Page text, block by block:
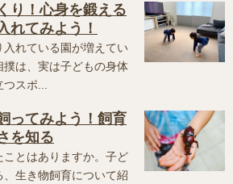
り！心身を鍛える
れてみよう！
れている園が増えてい
撲は、実は子どもの身体
スポ...
ってみよう！飼育
を知る
とはありますか。子ど
生き物飼育について紹